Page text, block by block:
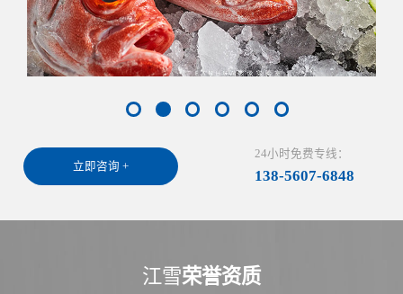
立即咨询 +
24小时免费专线：
138-5607-6848
江雪荣誉资质